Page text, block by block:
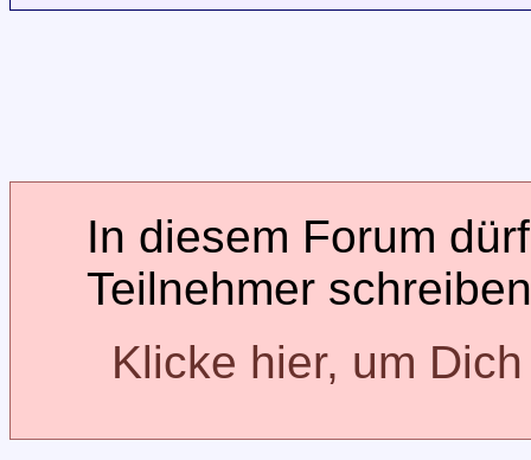
In diesem Forum
Teilnehmer
Klicke hier, um